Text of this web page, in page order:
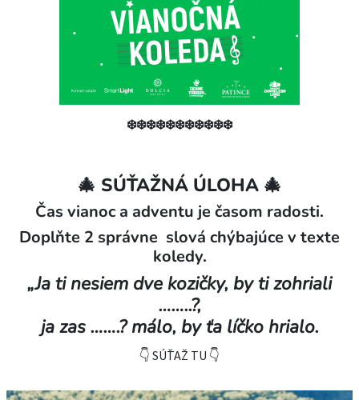
❄️❄️❄️❄️❄️❄️❄️❄️❄️❄️❄️
🎄 SÚŤAŽNÁ ÚLOHA 🎄
Čas vianoc a adventu je časom radosti.
Doplňte 2 správne slová chýbajúce v texte
koledy.
„Ja ti nesiem dve kozičky, by ti zohriali
……..?,
ja zas …….? málo, by ťa líčko hrialo.
👇 SÚŤAŽ TU 👇